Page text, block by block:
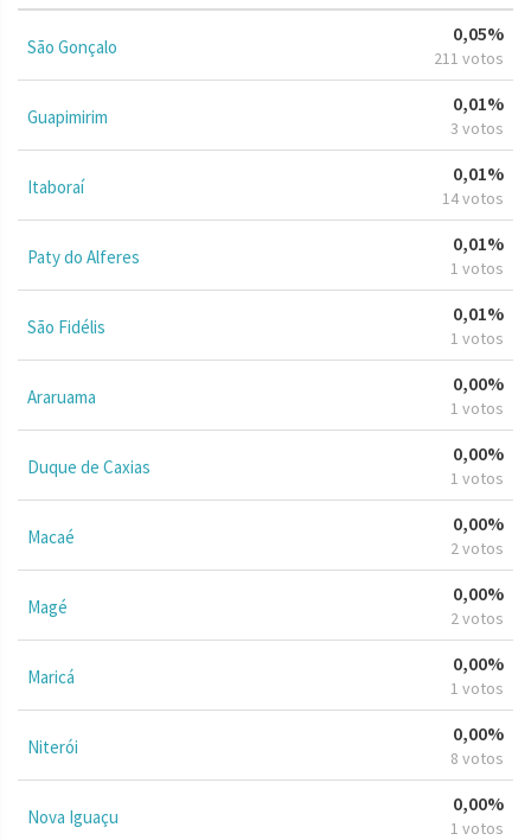
São Gonçalo
0,05%
211 votos
Guapimirim
0,01%
3 votos
Itaboraí
0,01%
14 votos
Paty do Alferes
0,01%
1 votos
São Fidélis
0,01%
1 votos
Araruama
0,00%
1 votos
Duque de Caxias
0,00%
1 votos
Macaé
0,00%
2 votos
Magé
0,00%
2 votos
Maricá
0,00%
1 votos
Niterói
0,00%
8 votos
Nova Iguaçu
0,00%
1 votos